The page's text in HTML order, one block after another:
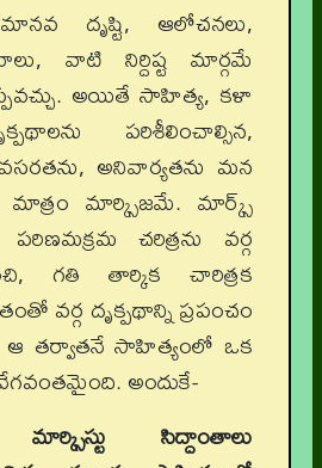
దృష్టి, ఆలోచనలు,
వాటి నిర్దిష్ట మార్గమే
అయితే సాహిత్య, కళా
పరిశీలించాల్సిన,
అనివార్యతను మన
మాత్రం మార్క్సిజమే. మార్క్స్
చరిత్రను వర్గ
గతి తార్కిక చారిత్రక
వర్గ దృక్పథాన్ని ప్రపంచం
ఆ తర్వాతనే సాహిత్యంలో ఒక
అందుకే-
మార్క్సిస్టు సిద్దాంతాలు